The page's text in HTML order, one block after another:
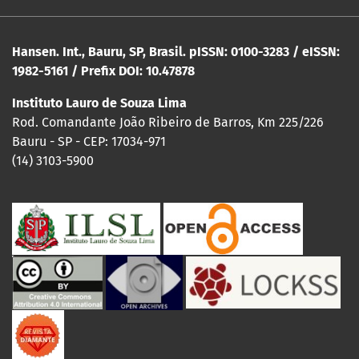
Hansen. Int., Bauru, SP, Brasil. pISSN: 0100-3283 / eISSN:
1982-5161 / Prefix DOI: 10.47878
Instituto Lauro de Souza Lima
Rod. Comandante João Ribeiro de Barros, Km 225/226
Bauru - SP - CEP: 17034-971
(14) 3103-5900